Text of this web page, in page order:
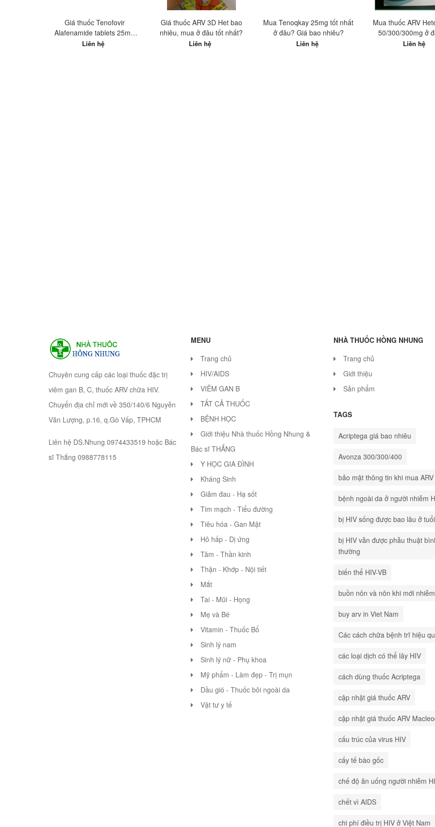
Giá thuốc Tenofovir
Alafenamide tablets 25mg
Hetero Ấn Độ? Mua ở đâu tốt
Liên hệ
Giá thuốc ARV 3D Het bao
nhiêu, mua ở đâu tốt nhất?
Liên hệ
Mua Tenoqkay 25mg tốt nhất
ở đâu? Giá bao nhiêu?
Liên hệ
Mua thuốc ARV
50/300/300mg ở
nhất?
Liên hệ
Chuyên cung cấp các loại thuốc đặc trị
viêm gan B, C, thuốc ARV chữa HIV.
Chuyển địa chỉ mới về 350/140/6 Nguyễn
Văn Lượng, p.16, q.Gò Vấp, TPHCM
Liên hệ DS.Nhung 0974433519 hoặc Bác
sĩ Thắng 0988778115
MENU
Trang chủ
HIV/AIDS
VIÊM GAN B
TẤT CẢ THUỐC
BỆNH HỌC
Giới thiệu Nhà thuốc Hồng Nhung &
Bác sĩ THẮNG
Y HỌC GIA ĐÌNH
Kháng Sinh
Giảm đau - Hạ sốt
Tim mạch - Tiểu đường
Tiêu hóa - Gan Mật
Hô hấp - Dị ứng
Tâm - Thần kinh
Thận - Khớp - Nội tiết
Mắt
Tai - Mũi - Họng
Mẹ và Bé
Vitamin - Thuốc Bổ
Sinh lý nam
Sinh lý nữ - Phụ khoa
Mỹ phẩm - Làm đẹp - Trị mụn
Dầu gió - Thuốc bôi ngoài da
Vật tư y tế
NHÀ THUỐC HỒNG NHUNG
Trang chủ
Giới thiệu
Sản phẩm
TAGS
Acriptega giá bao nhiêu
Avonza 300/300/400
bảo mật thông tin khi mua ARV
bệnh ngoài da ở người nhiễm
bị HIV sống được bao lâu ở
bị HIV vẫn được phẫu thuật
thường
biến thể HIV-VB
buồn nôn và nôn khi mới
buy arv in Viet Nam
Các cách chữa bệnh trĩ hiệu
các loại dịch có thể lây HIV
cách dùng thuốc Acriptega
cập nhật giá thuốc ARV
cập nhật giá thuốc ARV
cấu trúc của virus HIV
cấy tế bào gốc
chế độ ăn uống người nhiễm
chết vì AIDS
chi phí điều trị HIV ở Việt Nam